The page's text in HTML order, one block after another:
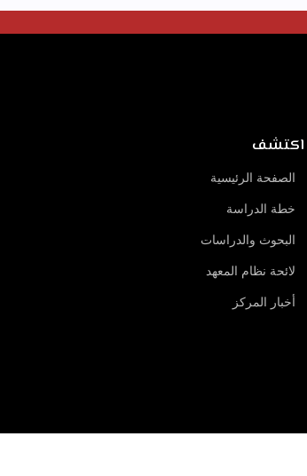
اكتشف
الصفحة الرئيسية
خطة الدراسة
البحوث والدراسات
لائحة نظام المعهد
أخبار المركز